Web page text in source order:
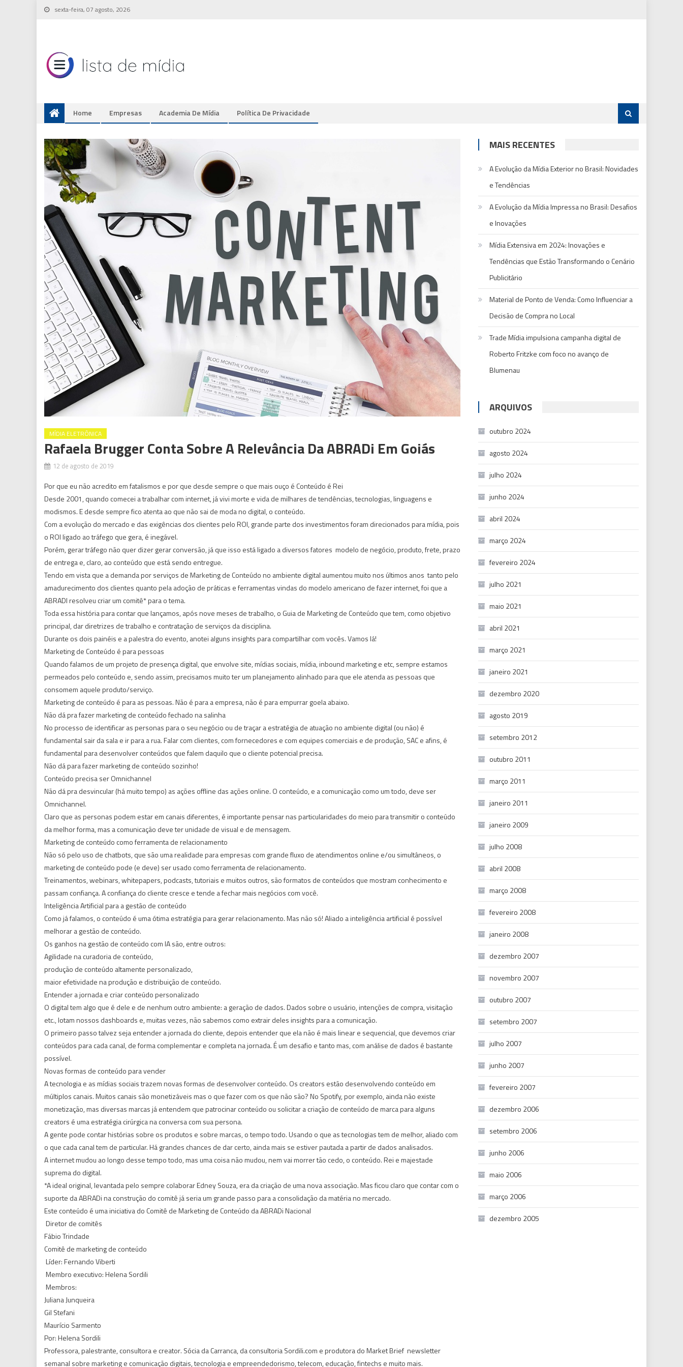
Skip sexta-feira, 07 agosto, 2026
Home Empresas Academia De Mídia Política De Privacidade
MÍDIA ELETRÔNICA
Rafaela Brugger Conta Sobre A Relevância Da ABRADi Em Goiás
12 de agosto de 2019
Por que eu não acredito em fatalismos e por que desde sempre o que mais ouço é Conteúdo é Rei
Desde 2001, quando comecei a trabalhar com internet, já vivi morte e vida de milhares de tendências, tecnologias, linguagens e
modismos. E desde sempre fico atenta ao que não sai de moda no digital, o conteúdo.
Com a evolução do mercado e das exigências dos clientes pelo ROI, grande parte dos investimentos foram direcionados para mídia, pois
o ROI ligado ao tráfego que gera, é inegável.
Porém, gerar tráfego não quer dizer gerar conversão, já que isso está ligado a diversos fatores  modelo de negócio, produto, frete, prazo
de entrega e, claro, ao conteúdo que está sendo entregue.
Tendo em vista que a demanda por serviços de Marketing de Conteúdo no ambiente digital aumentou muito nos últimos anos  tanto pelo
amadurecimento dos clientes quanto pela adoção de práticas e ferramentas vindas do modelo americano de fazer internet, foi que a
ABRADI resolveu criar um comitê* para o tema.
Toda essa história para contar que lançamos, após nove meses de trabalho, o Guia de Marketing de Conteúdo que tem, como objetivo
principal, dar diretrizes de trabalho e contratação de serviços da disciplina.
Durante os dois painéis e a palestra do evento, anotei alguns insights para compartilhar com vocês. Vamos lá!
Marketing de Conteúdo é para pessoas
Quando falamos de um projeto de presença digital, que envolve site, mídias sociais, mídia, inbound marketing e etc, sempre estamos
permeados pelo conteúdo e, sendo assim, precisamos muito ter um planejamento alinhado para que ele atenda as pessoas que
consomem aquele produto/serviço.
Marketing de conteúdo é para as pessoas. Não é para a empresa, não é para empurrar goela abaixo.
Não dá pra fazer marketing de conteúdo fechado na salinha
No processo de identificar as personas para o seu negócio ou de traçar a estratégia de atuação no ambiente digital (ou não) é
fundamental sair da sala e ir para a rua. Falar com clientes, com fornecedores e com equipes comerciais e de produção, SAC e afins, é
fundamental para desenvolver conteúdos que falem daquilo que o cliente potencial precisa.
Não dá para fazer marketing de conteúdo sozinho!
Conteúdo precisa ser Omnichannel
Não dá pra desvincular (há muito tempo) as ações offline das ações online. O conteúdo, e a comunicação como um todo, deve ser
Omnichannel.
Claro que as personas podem estar em canais diferentes, é importante pensar nas particularidades do meio para transmitir o conteúdo
da melhor forma, mas a comunicação deve ter unidade de visual e de mensagem.
Marketing de conteúdo como ferramenta de relacionamento
Não só pelo uso de chatbots, que são uma realidade para empresas com grande fluxo de atendimentos online e/ou simultâneos, o
marketing de conteúdo pode (e deve) ser usado como ferramenta de relacionamento.
Treinamentos, webinars, whitepapers, podcasts, tutoriais e muitos outros, são formatos de conteúdos que mostram conhecimento e
passam confiança. A confiança do cliente cresce e tende a fechar mais negócios com você.
Inteligência Artificial para a gestão de conteúdo
Como já falamos, o conteúdo é uma ótima estratégia para gerar relacionamento. Mas não só! Aliado a inteligência artificial é possível
melhorar a gestão de conteúdo.
Os ganhos na gestão de conteúdo com IA são, entre outros:
Agilidade na curadoria de conteúdo,
produção de conteúdo altamente personalizado,
maior efetividade na produção e distribuição de conteúdo.
Entender a jornada e criar conteúdo personalizado
O digital tem algo que é dele e de nenhum outro ambiente: a geração de dados. Dados sobre o usuário, intenções de compra, visitação
etc., lotam nossos dashboards e, muitas vezes, não sabemos como extrair deles insights para a comunicação.
O primeiro passo talvez seja entender a jornada do cliente, depois entender que ela não é mais linear e sequencial, que devemos criar
conteúdos para cada canal, de forma complementar e completa na jornada. É um desafio e tanto mas, com análise de dados é bastante
possível.
Novas formas de conteúdo para vender
A tecnologia e as mídias sociais trazem novas formas de desenvolver conteúdo. Os creators estão desenvolvendo conteúdo em
múltiplos canais. Muitos canais são monetizáveis mas o que fazer com os que não são? No Spotify, por exemplo, ainda não existe
monetização, mas diversas marcas já entendem que patrocinar conteúdo ou solicitar a criação de conteúdo de marca para alguns
creators é uma estratégia cirúrgica na conversa com sua persona.
A gente pode contar histórias sobre os produtos e sobre marcas, o tempo todo. Usando o que as tecnologias tem de melhor, aliado com
o que cada canal tem de particular. Há grandes chances de dar certo, ainda mais se estiver pautada a partir de dados analisados.
A internet mudou ao longo desse tempo todo, mas uma coisa não mudou, nem vai morrer tão cedo, o conteúdo. Rei e majestade
suprema do digital.
*A ideal original, levantada pelo sempre colaborar Edney Souza, era da criação de uma nova associação. Mas ficou claro que contar com o
suporte da ABRADi na construção do comitê já seria um grande passo para a consolidação da matéria no mercado.
Este conteúdo é uma iniciativa do Comitê de Marketing de Conteúdo da ABRADi Nacional
 Diretor de comitês
Fábio Trindade
Comitê de marketing de conteúdo
 Líder: Fernando Viberti
 Membro executivo: Helena Sordili
 Membros:
Juliana Junqueira
Gil Stefani
Maurício Sarmento
Por: Helena Sordili
Professora, palestrante, consultora e creator. Sócia da Carranca, da consultoria Sordili.com e produtora do Market Brief  newsletter
semanal sobre marketing e comunicação digitais, tecnologia e empreendedorismo, telecom, educação, fintechs e muito mais.
MAIS RECENTES
A Evolução da Mídia Exterior no Brasil: Novidades
e Tendências
A Evolução da Mídia Impressa no Brasil: Desafios
e Inovações
Mídia Extensiva em 2024: Inovações e
Tendências que Estão Transformando o Cenário
Publicitário
Material de Ponto de Venda: Como Influenciar a
Decisão de Compra no Local
Trade Mídia impulsiona campanha digital de
Roberto Fritzke com foco no avanço de
Blumenau
ARQUIVOS
outubro 2024
agosto 2024
julho 2024
junho 2024
abril 2024
março 2024
fevereiro 2024
julho 2021
maio 2021
abril 2021
março 2021
janeiro 2021
dezembro 2020
agosto 2019
setembro 2012
outubro 2011
março 2011
janeiro 2011
janeiro 2009
julho 2008
abril 2008
março 2008
fevereiro 2008
janeiro 2008
dezembro 2007
novembro 2007
outubro 2007
setembro 2007
julho 2007
junho 2007
fevereiro 2007
dezembro 2006
setembro 2006
junho 2006
maio 2006
março 2006
dezembro 2005